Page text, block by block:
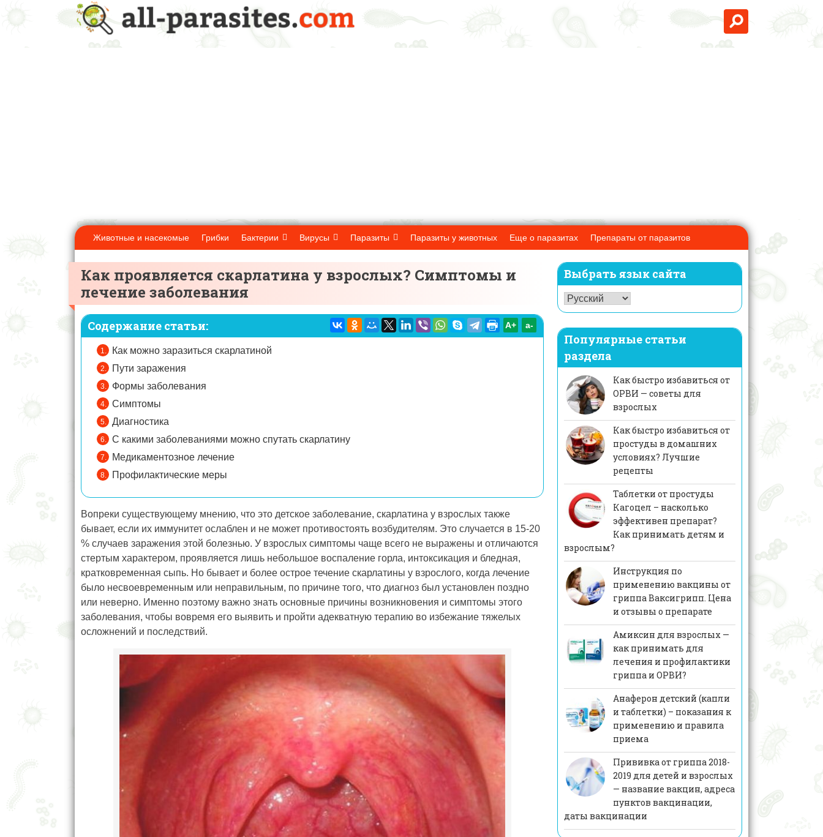
Животные и насекомые Грибки Бактерии Вирусы Паразиты Паразиты у животных Еще о паразитах Препараты от паразитов
Как проявляется скарлатина у взрослых? Симптомы и
лечение заболевания
Содержание статьи:
Как можно заразиться скарлатиной
Пути заражения
Формы заболевания
Симптомы
Диагностика
С какими заболеваниями можно спутать скарлатину
Медикаментозное лечение
Профилактические меры
A+ а-
Вопреки существующему мнению, что это детское заболевание, скарлатина у взрослых также
бывает, если их иммунитет ослаблен и не может противостоять возбудителям. Это случается в 15-20
% случаев заражения этой болезнью. У взрослых симптомы чаще всего не выражены и отличаются
стертым характером, проявляется лишь небольшое воспаление горла, интоксикация и бледная,
кратковременная сыпь. Но бывает и более острое течение скарлатины у взрослого, когда лечение
было несвоевременным или неправильным, по причине того, что диагноз был установлен поздно
или неверно. Именно поэтому важно знать основные причины возникновения и симптомы этого
заболевания, чтобы вовремя его выявить и пройти адекватную терапию во избежание тяжелых
осложнений и последствий.
Выбрать язык сайта
Популярные статьи
раздела
Как быстро избавиться от
ОРВИ — советы для
взрослых
Как быстро избавиться от
простуды в домашних
условиях? Лучшие
рецепты
Таблетки от простуды
Кагоцел – насколько
эффективен препарат?
Как принимать детям и
взрослым?
Инструкция по
применению вакцины от
гриппа Ваксигрипп. Цена
и отзывы о препарате
Амиксин для взрослых —
как принимать для
лечения и профилактики
гриппа и ОРВИ?
Анаферон детский (капли
и таблетки) – показания к
применению и правила
приема
Прививка от гриппа 2018-
2019 для детей и взрослых
— название вакцин, адреса
пунктов вакцинации,
даты вакцинации